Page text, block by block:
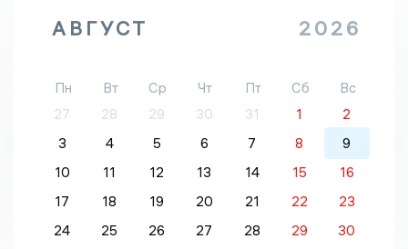
АВГУСТ 2026
Пн Вт Ср Чт Пт Сб
Вс
27
28 29 30 31 1
2
3
4 5 6 7 8
9
10
11 12 13 14 15
16
17
18 19 20 21 22
23
24
25 26 27 28 29
30